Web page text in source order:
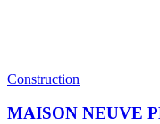
Construction
MAISON NEUVE